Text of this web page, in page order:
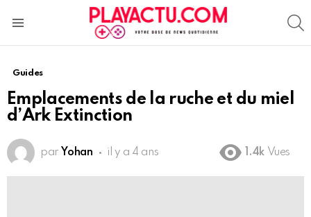
Guides
Emplacements de la ruche et du miel
d’Ark Extinction
par Yohan il y a 4 ans 1.4k Vues